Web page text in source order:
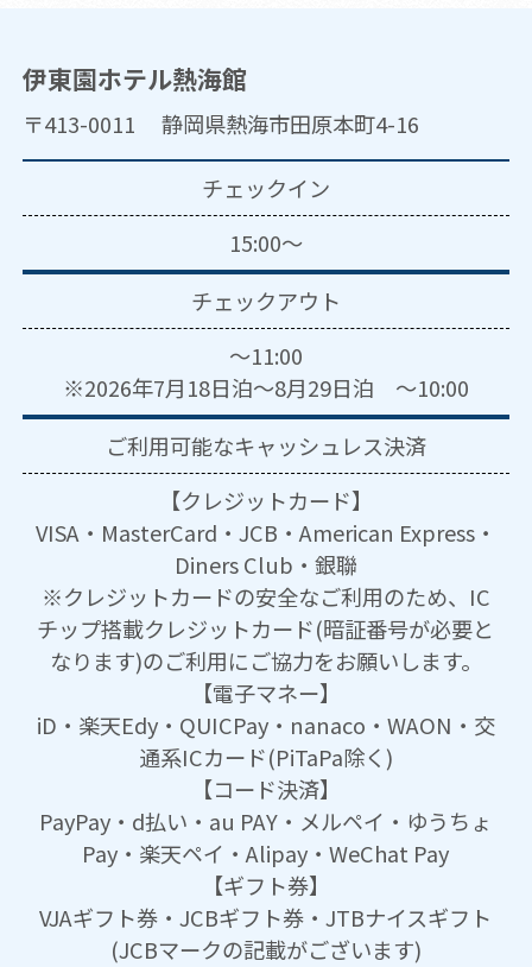
伊東園ホテル熱海館
〒413-0011 静岡県熱海市田原本町4-16
チェックイン
15:00～
チェックアウト
～11:00
※2026年7月18日泊～8月29日泊 ～10:00
ご利用可能なキャッシュレス決済
【クレジットカード】
VISA・MasterCard・JCB・American Express・
Diners Club・銀聯
※クレジットカードの安全なご利用のため、IC
チップ搭載クレジットカード(暗証番号が必要と
なります)のご利用にご協力をお願いします。
【電子マネー】
iD・楽天Edy・QUICPay・nanaco・WAON・交
通系ICカード(PiTaPa除く)
【コード決済】
PayPay・d払い・au PAY・メルペイ・ゆうちょ
Pay・楽天ペイ・Alipay・WeChat Pay
【ギフト券】
VJAギフト券・JCBギフト券・JTBナイスギフト
(JCBマークの記載がございます)